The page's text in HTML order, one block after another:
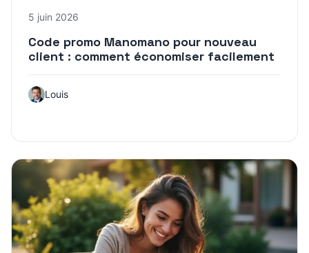
5 juin 2026
Code promo Manomano pour nouveau
client : comment économiser facilement
Louis